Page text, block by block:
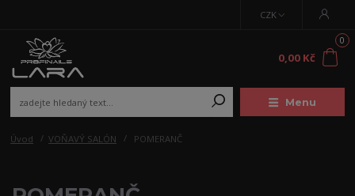
Menu
CZK
0
0,00 Kč
Úvod VOŇAVÝ SALÓN POMERANČ